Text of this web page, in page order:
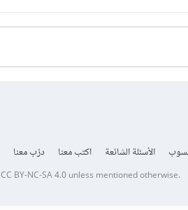
الأسئلة الشائعة اكتب معنا درّب معنا
CC BY-NC-SA 4.0unless mentioned otherwise.